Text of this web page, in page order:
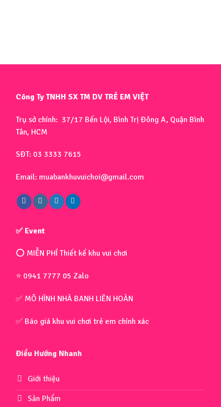
Công Ty TNHH SX TM DV TRẺ EM VIỆT
Trụ sở chính: 37/17 Bến Lội, Bình Trị Đông A, Quận Bình
Tân, HCM
SĐT: 03 3333 7615
Email: muabankhuvuichoi@gmail.com
✅ Event
⭕ MIỄN PHÍ Thiết kế khu vui chơi
⭐ 0941 7777 05 Zalo
✅ MÔ HÌNH NHÀ BANH LIÊN HOÀN
✅ Báo giá khu vui chơi trẻ em chính xác
Điều Hướng Nhanh
Giới thiệu
Sản Phẩm